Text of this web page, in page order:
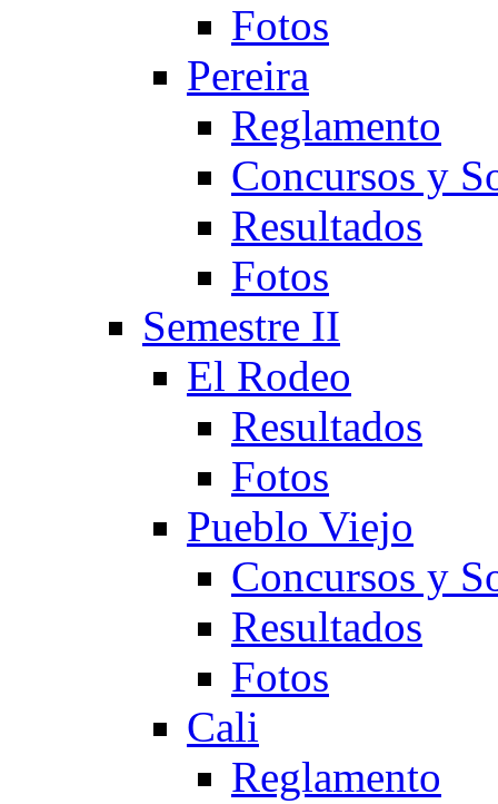
Fotos
Pereira
Reglamento
Concursos y
Resultados
Fotos
Semestre II
El Rodeo
Resultados
Fotos
Pueblo Viejo
Concursos y
Resultados
Fotos
Cali
Reglamento